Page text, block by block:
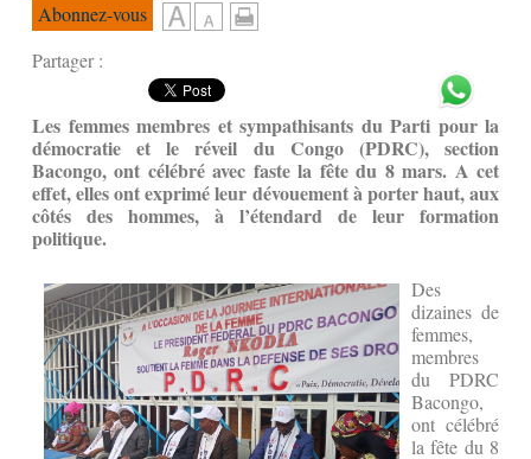
Abonnez-vous
Partager :
Les femmes membres et sympathisants du Parti pour la
démocratie et le réveil du Congo (PDRC), section
Bacongo, ont célébré avec faste la fête du 8 mars. A cet
effet, elles ont exprimé leur dévouement à porter haut, aux
côtés des hommes, à l’étendard de leur formation
politique.
Des
dizaines de
femmes,
membres
du PDRC
Bacongo,
ont célébré
la fête du 8